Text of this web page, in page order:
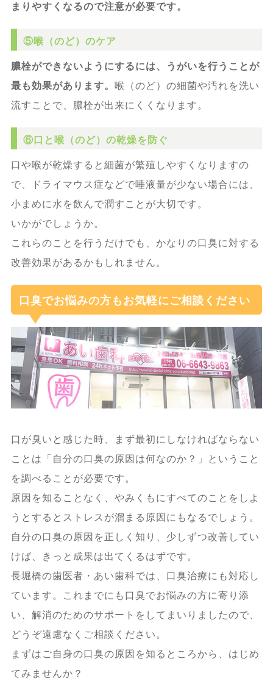
まりやすくなるので注意が必要です。
⑤喉（のど）のケア
膿栓ができないようにするには、うがいを行うことが
最も効果があります。 喉（のど）の細菌や汚れを洗い
流すことで、膿栓が出来にくくなります。
⑥口と喉（のど）の乾燥を防ぐ
口や喉が乾燥すると細菌が繁殖しやすくなりますの
で、ドライマウス症などで唾液量が少ない場合には、
小まめに水を飲んで潤すことが大切です。
いかがでしょうか。
これらのことを行うだけでも、かなりの口臭に対する
改善効果があるかもしれません。
口臭でお悩みの方もお気軽にご相談ください
口が臭いと感じた時、まず最初にしなければならない
ことは「自分の口臭の原因は何なのか？」ということ
を調べることが必要です。
原因を知ることなく、やみくもにすべてのことをしよ
うとするとストレスが溜まる原因にもなるでしょう。
自分の口臭の原因を正しく知り、少しずつ改善してい
けば、きっと成果は出てくるはずです。
長堀橋の歯医者・あい歯科では、口臭治療にも対応し
ています。これまでにも口臭でお悩みの方に寄り添
い、解消のためのサポートをしてまいりましたので、
どうぞ遠慮なくご相談ください。
まずはご自身の口臭の原因を知るところから、はじめ
てみませんか？